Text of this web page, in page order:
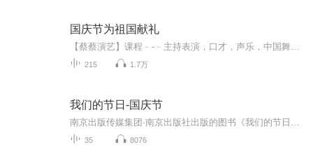
国庆节为祖国献礼
215 1.7万
我们的节日-国庆节
35 8076